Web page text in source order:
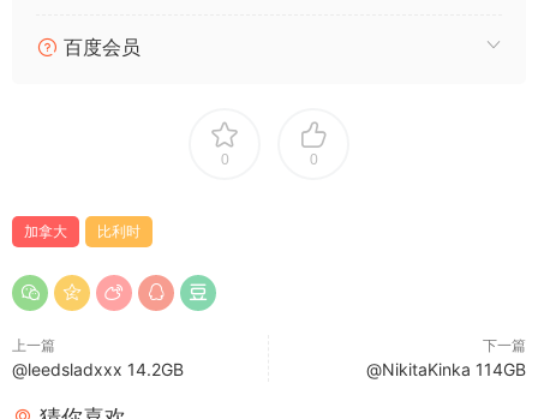
百度会员
0 0
加拿大 比利时
上一篇
@leedsladxxx 14.2GB
下一篇
@NikitaKinka 114GB